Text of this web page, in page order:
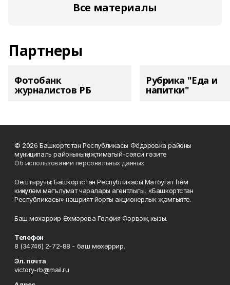
Все материалы
Партнеры
Фотобанк
журналистов РБ
Рубрика "Еда и
напитки"
© 2026 Башкортстан Республикасы Фёдоровка районы
муниципаль районының иҗтимагый-сәяси гәзите
Об использовании персональных данных
Оештыручы: Башкортстан Республикасы Матбугат һәм
киңкүләм мәгълүмат чаралары агентлыгы, «Башкортстан
Республикасы» нәшрият йорты акционерлык җәмгыяте.
Баш мөхәррир Әхмәрова Гөлфия Фәрвәҗ кызы.
Телефон
8 (34746) 2-72-88 - баш мөхәррир.
Эл. почта
victory-rb@mail.ru